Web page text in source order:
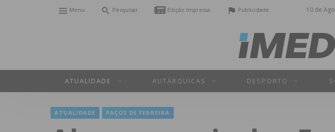
10 de
Menu Pesquisar Edição Impressa Publicidade
ATUALIDADE AUTÁRQUICAS DESPORTO
ATUALIDADE PAÇOS DE FERREIRA